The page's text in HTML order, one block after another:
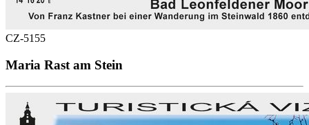
CZ-5155
Maria Rast am Stein